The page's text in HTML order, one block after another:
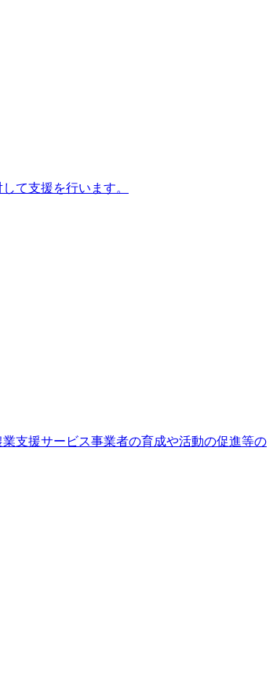
て支援を行います。
⽀援サービス事業者の育成や活動の促進等の